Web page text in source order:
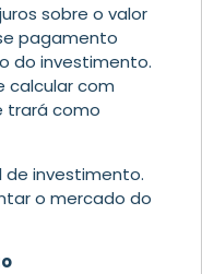
sobre o valor
pagamento
do investimento.
calcular com
trará como
de investimento.
o mercado do